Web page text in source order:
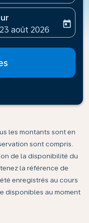
labelreturn-date-
août 2026
today
les montants sont en
sont compris.
de la disponibilité du
la référence de
enregistrés au cours
disponibles au moment